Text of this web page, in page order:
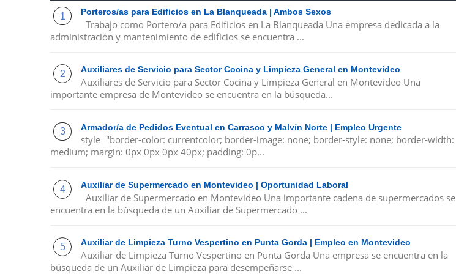
Porteros/as para Edificios en La Blanqueada | Ambos Sexos
Trabajo como Portero/a para Edificios en La Blanqueada Una empresa dedicada a la
administración y mantenimiento de edificios se encuentra ...
Auxiliares de Servicio para Sector Cocina y Limpieza General en Montevideo
Auxiliares de Servicio para Sector Cocina y Limpieza General en Montevideo Una
importante empresa de Montevideo se encuentra en la búsqueda...
Armador/a de Pedidos Eventual en Carrasco y Malvín Norte | Empleo Urgente
style="border-color: currentcolor; border-image: none; border-style: none; border-width:
medium; margin: 0px 0px 0px 40px; padding: 0p...
Auxiliar de Supermercado en Montevideo | Oportunidad Laboral
Auxiliar de Supermercado en Montevideo Una importante cadena de supermercados se
encuentra en la búsqueda de un Auxiliar de Supermercado ...
Auxiliar de Limpieza Turno Vespertino en Punta Gorda | Empleo en Montevideo
Auxiliar de Limpieza Turno Vespertino en Punta Gorda Una empresa se encuentra en la
búsqueda de un Auxiliar de Limpieza para desempeñarse ...